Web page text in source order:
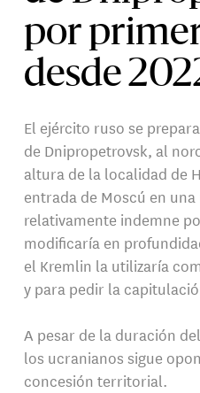
por
desde
El ejército ruso se
de Dnipropetrovsk, al
altura de la localidad de
entrada de Moscú en
relativamente indemne
modificaría en
el Kremlin la utilizaría
y para pedir la
A pesar de la duración
los ucranianos sigue
concesión territorial.